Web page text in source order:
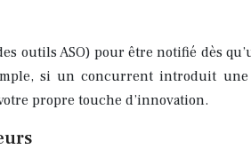
outils ASO) pour être notifié dès
si un concurrent introduit
propre touche d’innovation.